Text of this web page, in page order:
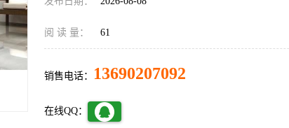
阅 读 量： 61
销售电话： 13690207092
在线QQ：